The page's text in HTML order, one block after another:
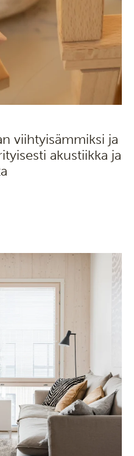
viihtyisämmiksi ja
akustiikka ja